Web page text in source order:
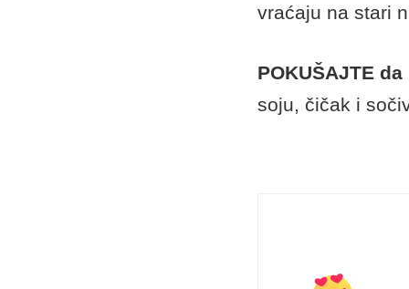
vraćaju na stari
POKUŠAJTE
soju, čičak i